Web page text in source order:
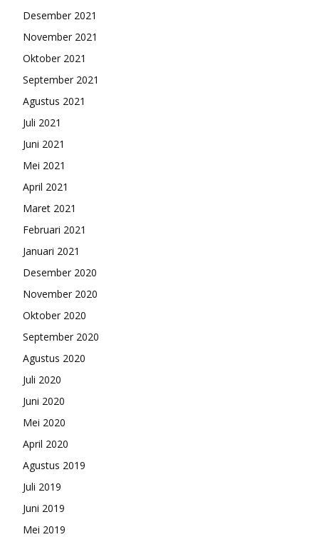
Desember 2021
November 2021
Oktober 2021
September 2021
Agustus 2021
Juli 2021
Juni 2021
Mei 2021
April 2021
Maret 2021
Februari 2021
Januari 2021
Desember 2020
November 2020
Oktober 2020
September 2020
Agustus 2020
Juli 2020
Juni 2020
Mei 2020
April 2020
Agustus 2019
Juli 2019
Juni 2019
Mei 2019